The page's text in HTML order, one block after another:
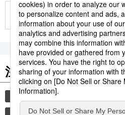
もっと見る
注目のキーワード
共同通信ニュース